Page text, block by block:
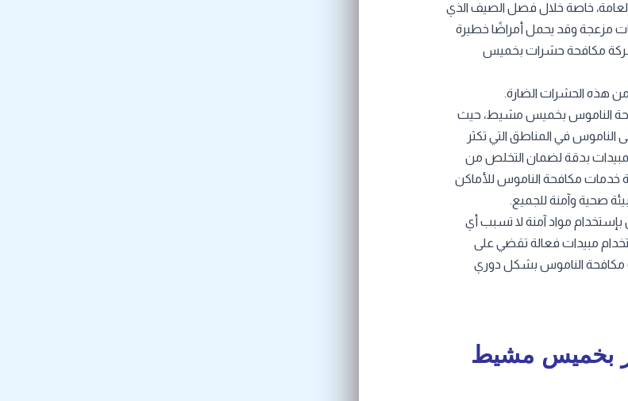
خاصة خلال فصل الصيف الذي
مزعجة وقد يحمل أمراضًا خطيرة
شركة مكافحة حشرات بخميس
هذه الحشرات الضارة.
الناموس بخميس مشيط، حيث
في المناطق التي تكثر
بدقة لضمان التخلص من
خدمات مكافحة الناموس للأماكن
صحية وآمنة للجميع.
مواد آمنة لا تسبب أي
مبيدات فعالة تقضي على
الناموس بشكل دوري
بخميس مشيط